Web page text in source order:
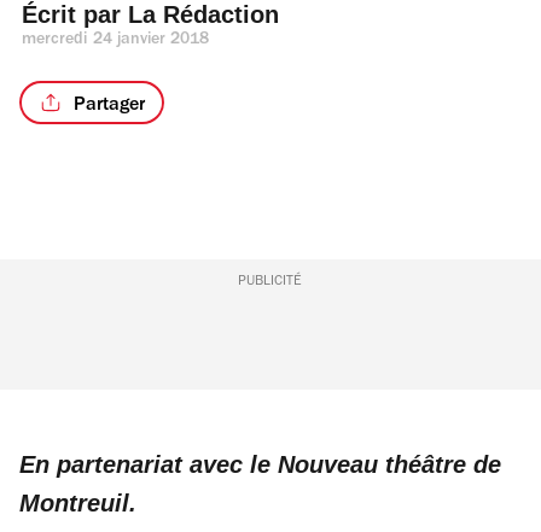
Écrit par La Rédaction
mercredi 24 janvier 2018
Partager
PUBLICITÉ
En partenariat avec le Nouveau théâtre de
Montreuil.